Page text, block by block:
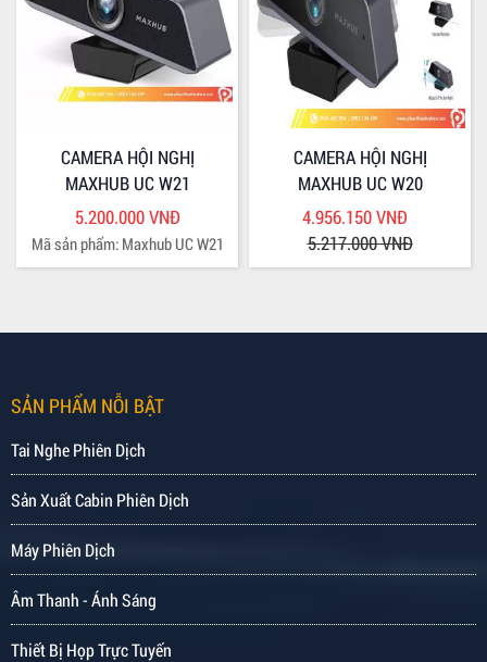
CAMERA HỘI NGHỊ
MAXHUB UC W21
5.200.000 VNĐ
Mã sản phẩm: Maxhub UC W21
CAMERA HỘI NGHỊ
MAXHUB UC W20
4.956.150 VNĐ
5.217.000 VNĐ
SẢN PHẨM NỖI BẬT
Tai Nghe Phiên Dịch
Sản Xuất Cabin Phiên Dịch
Máy Phiên Dịch
Âm Thanh - Ánh Sáng
Thiết Bị Họp Trực Tuyến